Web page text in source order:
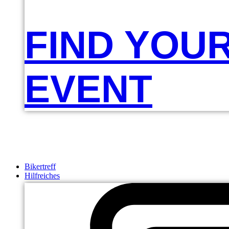
FIND
EVENT
Bikertreff
Hilfreiches